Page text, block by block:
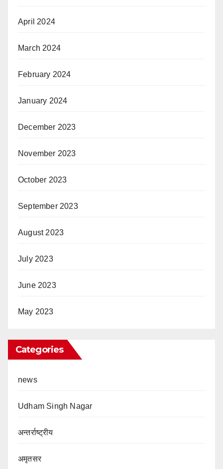
April 2024
March 2024
February 2024
January 2024
December 2023
November 2023
October 2023
September 2023
August 2023
July 2023
June 2023
May 2023
Categories
news
Udham Singh Nagar
अन्तर्राष्ट्रीय
अमृतसर